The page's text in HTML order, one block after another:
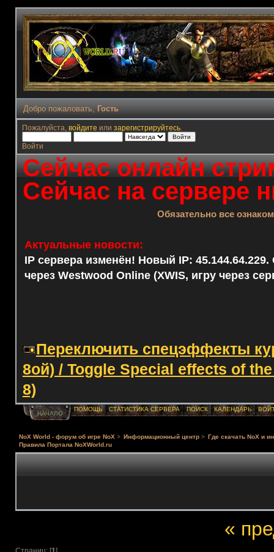
Добро пожаловать, Гость
Пожалуйста, войдите или зарегистрируйтесь.
Войти
Сейчас онлайн
Сейчас на сервере
Обязательно все
Актуальные новости:
IP сервера изменён! Новый IP: 45.144.64.229.
через Westwood Online (XWIS, игру через
Переключить спецэффекты
8ой) / Toggle Special effects of
8)
НАЧАЛО
ПОМОЩЬ СТАТИСТИКА СЕРВЕРА ПОИСК КАЛЕНДАРЬ
NoX World - форум об игре NoX > Информационный центр > Где скачать NoX и
Правила Портала NoXWorld.ru
«
Страниц: [1]